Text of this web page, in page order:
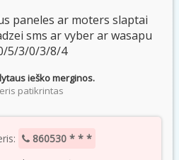
paneles ar moters slaptai
sms ar vyber ar wasapu
5/3/0/3/8/4
ieško merginos.
patikrintas
860530 * * *